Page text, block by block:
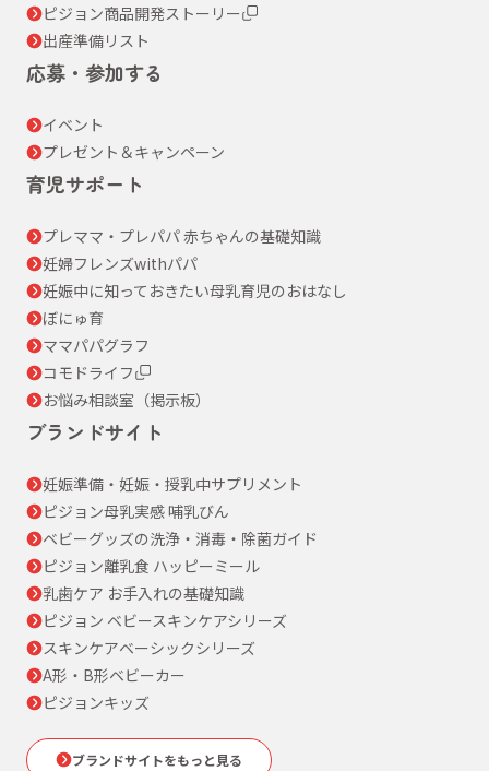
ピジョン商品開発ストーリー
出産準備リスト
応募・参加する
イベント
プレゼント＆キャンペーン
育児サポート
プレママ・プレパパ 赤ちゃんの基礎知識
妊婦フレンズwithパパ
妊娠中に知っておきたい母乳育児のおはなし
ぼにゅ育
ママパパグラフ
コモドライフ
お悩み相談室（掲示板）
ブランドサイト
妊娠準備・妊娠・授乳中サプリメント
ピジョン母乳実感 哺乳びん
ベビーグッズの洗浄・消毒・除菌ガイド
ピジョン離乳食 ハッピーミール
乳歯ケア お手入れの基礎知識
ピジョン ベビースキンケアシリーズ
スキンケアベーシックシリーズ
A形・B形ベビーカー
ピジョンキッズ
ブランドサイトをもっと見る